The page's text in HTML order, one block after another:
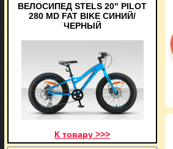
ВЕЛОСИПЕД STELS 20" PILOT
280 MD FAT BIKE СИНИЙ/
ЧЕРНЫЙ
К товару >>>